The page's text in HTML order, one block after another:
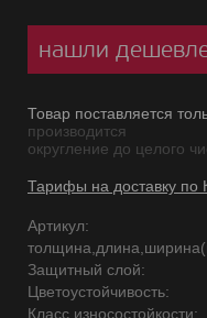
нашли
Товар поставляется
производится
округление до целого
Тарифы на доставку по
Артикул:
Защитный слой:
Цветоустойчивость:
Класс износостойкости: